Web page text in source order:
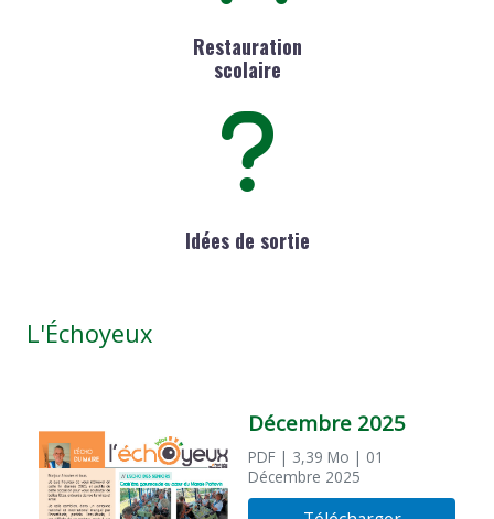
Restauration
scolaire
Idées de sortie
L'Échoyeux
Décembre 2025
PDF | 3,39 Mo | 01
Décembre 2025